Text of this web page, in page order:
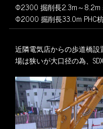
Φ2300 掘削長2.3m～
Φ2000 掘削長33.0m PHC
近隣電気店からの歩道橋設
場は狭いが大口径の為、